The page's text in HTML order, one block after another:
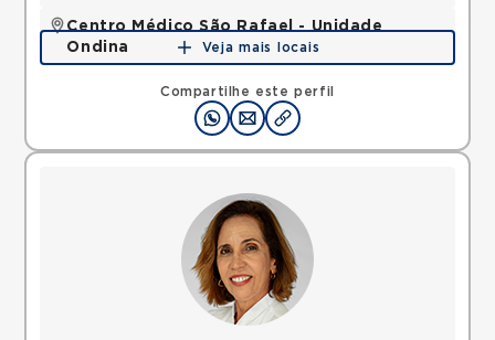
Compartilhe este perfil
Centro Médico São Rafael - Unidade
Ondina
Avenida Milton Santos, Ondina, Salvador, BA,
Mapa
Veja mais locais